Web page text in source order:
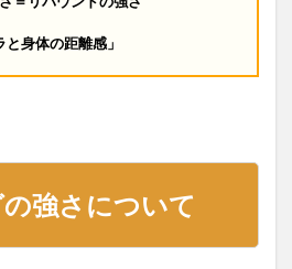
身体の距離感」
強さについて